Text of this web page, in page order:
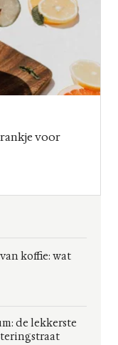
voor
koffie: wat
de lekkerste